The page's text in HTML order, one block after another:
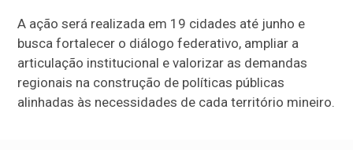
A ação será realizada em 19 cidades até junho e
busca fortalecer o diálogo federativo, ampliar a
articulação institucional e valorizar as demandas
regionais na construção de políticas públicas
alinhadas às necessidades de cada território mineiro.